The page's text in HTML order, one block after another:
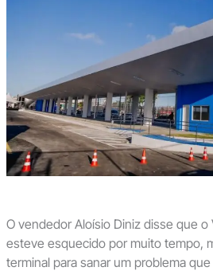
O vendedor Aloísio Diniz disse que o
esteve esquecido por muito tempo,
terminal para sanar um problema